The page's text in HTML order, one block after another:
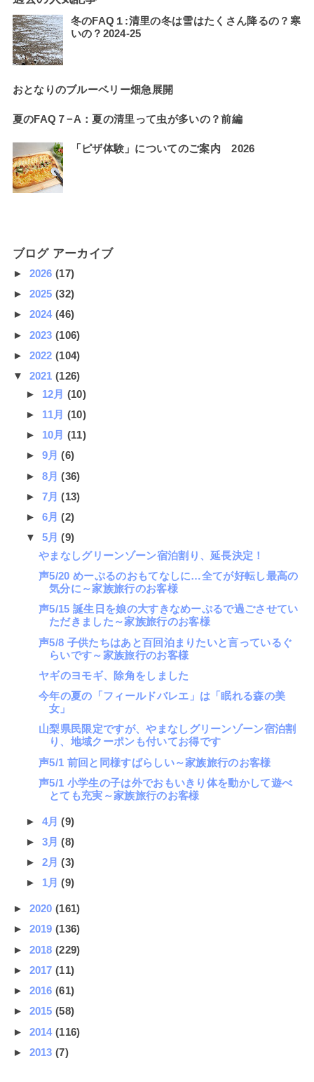
冬のFAQ１:清里の冬は雪はたくさん降るの？寒
いの？2024-25
おとなりのブルーベリー畑急展開
夏のFAQ７−A：夏の清里って虫が多いの？前編
「ピザ体験」についてのご案内 2026
ブログ アーカイブ
► 2026(17)
► 2025(32)
► 2024(46)
► 2023(106)
► 2022(104)
▼ 2021(126)
► 12月 (10)
► 11月 (10)
► 10月 (11)
► 9月(6)
► 8月(36)
► 7月(13)
► 6月(2)
▼ 5月(9)
やまなしグリーンゾーン宿泊割り、延長決定！
声5/20 めーぷるのおもてなしに…全てが好転し最高の
気分に～家族旅行のお客様
声5/15 誕生日を娘の大すきなめーぷるで過ごさせてい
ただきました～家族旅行のお客様
声5/8 子供たちはあと百回泊まりたいと言っているぐ
らいです～家族旅行のお客様
ヤギのヨモギ、除角をしました
今年の夏の「フィールドバレエ」は「眠れる森の美
女」
山梨県民限定ですが、やまなしグリーンゾーン宿泊割
り、地域クーポンも付いてお得です
声5/1 前回と同様すばらしい～家族旅行のお客様
声5/1 小学生の子は外でおもいきり体を動かして遊べ
とても充実～家族旅行のお客様
► 4月(9)
► 3月(8)
► 2月(3)
► 1月(9)
► 2020(161)
► 2019(136)
► 2018(229)
► 2017(11)
► 2016(61)
► 2015(58)
► 2014(116)
► 2013(7)